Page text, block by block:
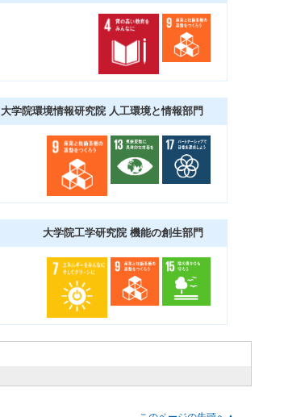
大学院環境情報研究院 人工環境と情報部門
大学院工学研究院 機能の創生部門